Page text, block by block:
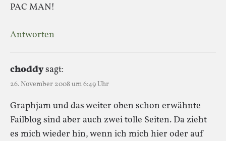
PAC MAN!
Antworten
choddysagt:
26. November 2008 um 6:49 Uhr
Graphjam und das weiter oben schon erwähnte
Failblog sind aber auch zwei tolle Seiten. Da zieht
es mich wieder hin, wenn ich mich hier oder auf